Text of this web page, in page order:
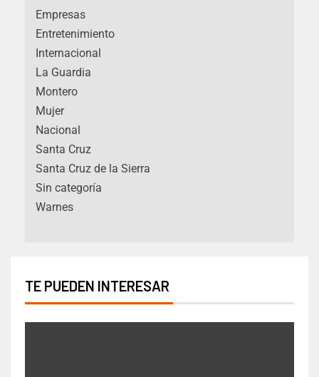
Empresas
Entretenimiento
Internacional
La Guardia
Montero
Mujer
Nacional
Santa Cruz
Santa Cruz de la Sierra
Sin categoría
Warnes
TE PUEDEN INTERESAR